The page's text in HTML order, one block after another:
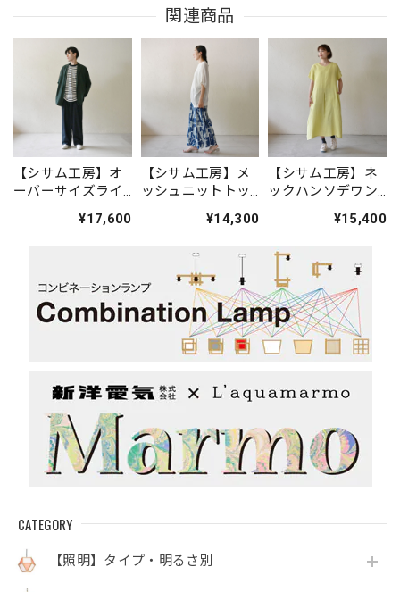
CATEGORY
【照明】タイプ・明るさ別
関連商品
【シサム工房】オ
ーバーサイズライ
クグリーン)¥17,600
【シサム工房】メ
ッシュニットトッ
¥14,300
【シサム工房】ネ
ックハンソデワン
¥15,400